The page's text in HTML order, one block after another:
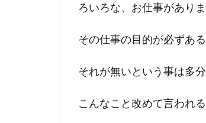
ろいろな、お仕事がありま
その仕事の目的が必ずある
それが無いという事は多
こんなこと改めて言われ